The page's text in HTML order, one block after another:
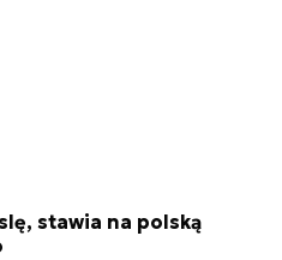
stawia na polską